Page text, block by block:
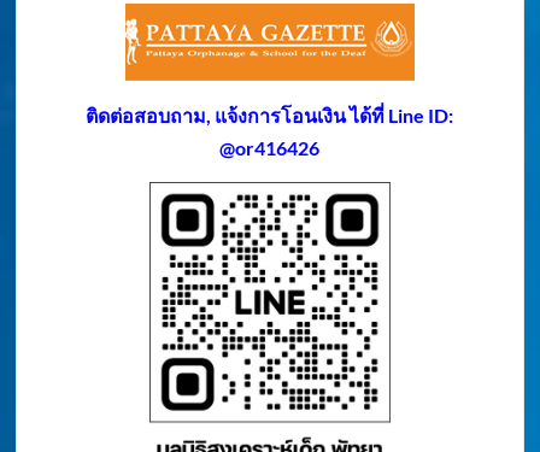
ติดต่อสอบถาม, แจ้งการโอนเงิน ได้ที่ Line ID:
@or416426